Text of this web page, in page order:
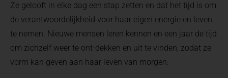
Ze gelooft in elke dag een stap zetten en dat het tijd is om
de verantwoordelijkheid voor haar eigen energie en leven
te nemen. Nieuwe mensen leren kennen en een jaar de tijd
om zichzelf weer te ont-dekken en uit te vinden, zodat ze
vorm kan geven aan haar leven van morgen.